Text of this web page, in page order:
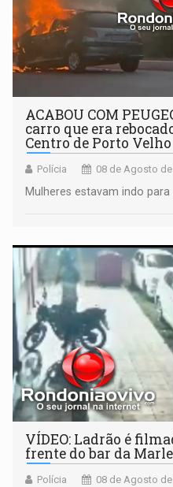
ACABOU COM
carro que era
Centro de Porto Velho
Polícia 08 de Agosto
Mulheres estavam indo
VÍDEO: Ladrão é
frente do bar da
Polícia 08 de Agosto